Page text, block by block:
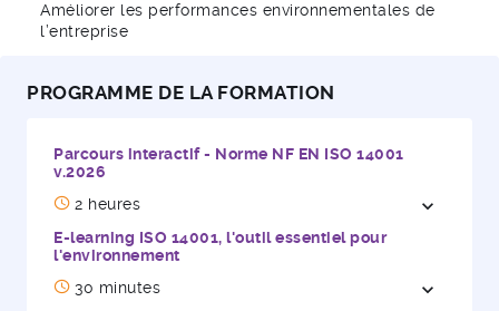
Améliorer les performances environnementales de
l’entreprise
PROGRAMME DE LA FORMATION
Parcours interactif - Norme NF EN ISO 14001
v.2026
2 heures
expand_more
E-learning ISO 14001, l'outil essentiel pour
l'environnement
30 minutes
expand_more